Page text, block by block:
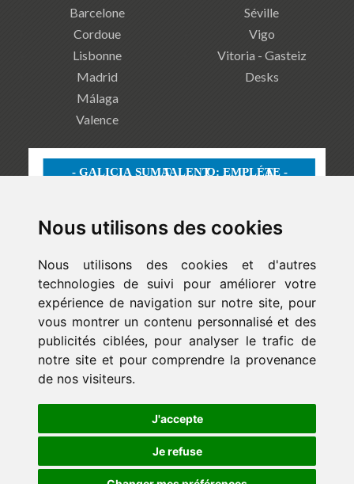
Nous utilisons des cookies
Nous utilisons des cookies et d'autres
technologies de suivi pour améliorer votre
expérience de navigation sur notre site, pour
vous montrer un contenu personnalisé et des
publicités ciblées, pour analyser le trafic de
notre site et pour comprendre la provenance
de nos visiteurs.
J'accepte
Je refuse
Barcelone
Cordoue
Lisbonne
Madrid
Málaga
Valence
Séville
Vigo
Vitoria - Gasteiz
Desks
ejaso_comunica@ejaso.com
(+34) 915 341 480